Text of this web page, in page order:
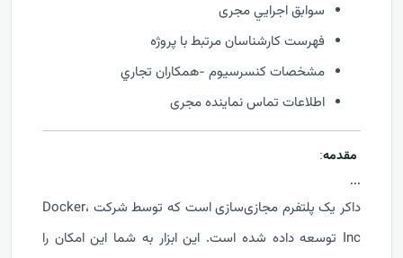
سوابق اجرايي مجری
فهرست كارشناسان مرتبط با پروژه
مشخصات كنسرسيوم -همكاران تجاري
اطلاعات تماس نماینده مجری
مقدمه:
...
داکر یک پلتفرم مجازی‌سازی است که توسط شرکت Docker،
Inc توسعه داده شده است. این ابزار به شما این امکان را